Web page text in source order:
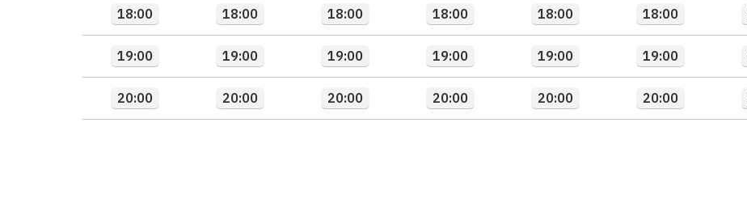
18:00
19:00
20:00
18:00
19:00
20:00
18:00
19:00
20:00
18:00
19:00
20:00
18:00
19:00
20:00
18:00
19:00
20:00